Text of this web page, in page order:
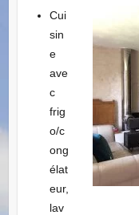
Cui
sin
e
ave
c
frig
o/c
ong
élat
eur,
lav